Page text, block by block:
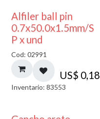
Alfiler ball pin
0.7x50.0x1.5mm/S
P x und
Cod: 02991
US$ 0,18
Inventario: 83553